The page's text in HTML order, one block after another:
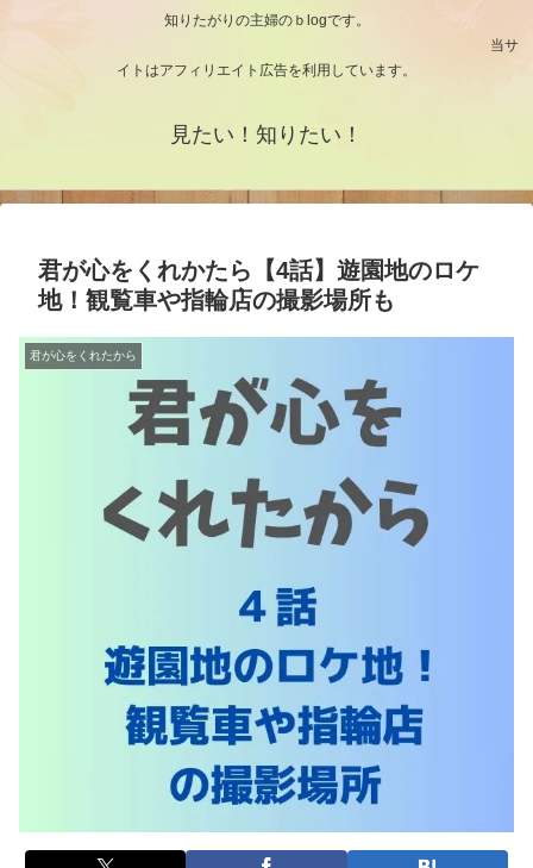
知りたがりの主婦のｂlogです。
当サ
イトはアフィリエイト広告を利用しています。
見たい！知りたい！
君が心をくれかたら【4話】遊園地のロケ
地！観覧車や指輪店の撮影場所も
君が心をくれたから